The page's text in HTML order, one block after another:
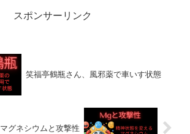
スポンサーリンク
笑福亭鶴瓶さん、風邪薬で車いす状態
マグネシウムと攻撃性